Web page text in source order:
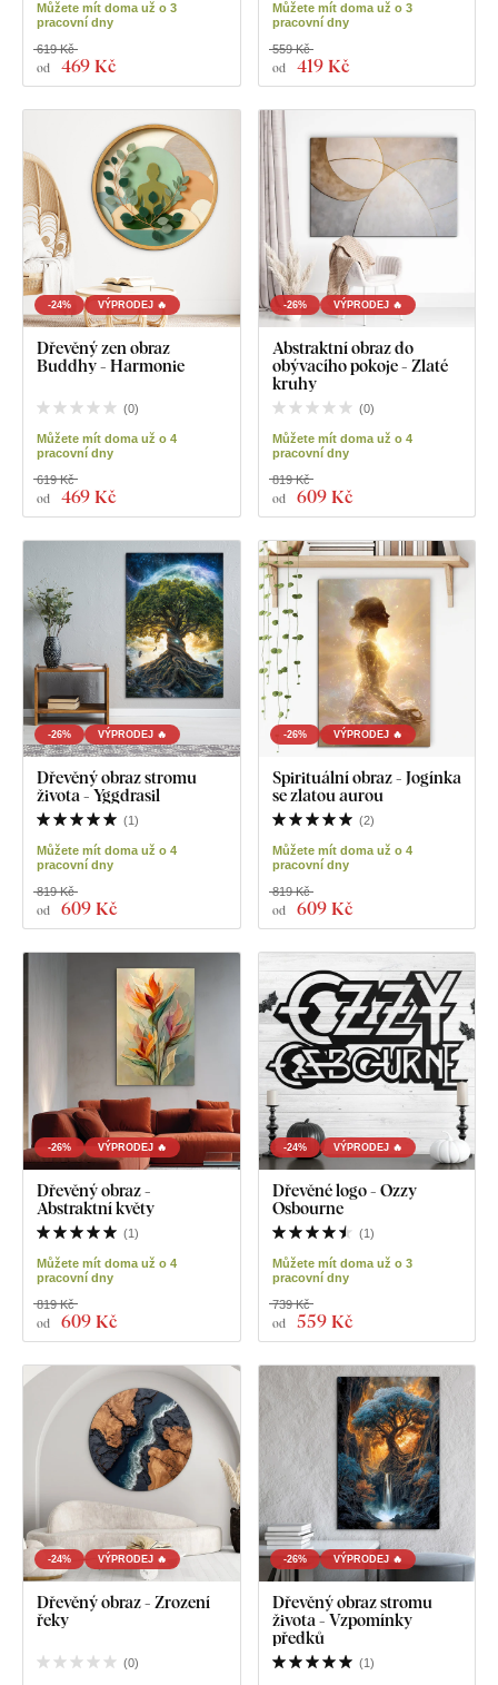
Můžete mít doma už o 3
pracovní dny
od 469 Kč
619 Kč
Můžete mít doma už o 3
pracovní dny
od 419 Kč
559 Kč
-24% VÝPRODEJ 🔥
Dřevěný zen obraz
Buddhy - Harmonie
(0)
Můžete mít doma už o 4
pracovní dny
od 469 Kč
619 Kč
-26% VÝPRODEJ 🔥
Abstraktní obraz do
obývacího pokoje - Zlaté
kruhy
(0)
Můžete mít doma už o 4
pracovní dny
od 609 Kč
819 Kč
-26% VÝPRODEJ 🔥
Dřevěný obraz stromu
života - Yggdrasil
(1)
Můžete mít doma už o 4
pracovní dny
od 609 Kč
819 Kč
-26% VÝPRODEJ 🔥
Spirituální obraz - Jogínka
se zlatou aurou
(2)
Můžete mít doma už o 4
pracovní dny
od 609 Kč
819 Kč
-26% VÝPRODEJ 🔥
Dřevěný obraz -
Abstraktní květy
(1)
Můžete mít doma už o 4
pracovní dny
od 609 Kč
819 Kč
-24% VÝPRODEJ 🔥
Dřevěné logo - Ozzy
Osbourne
(1)
Můžete mít doma už o 3
pracovní dny
od 559 Kč
739 Kč
-24% VÝPRODEJ 🔥
Dřevěný obraz - Zrození
řeky
(0)
-26% VÝPRODEJ 🔥
Dřevěný obraz stromu
života - Vzpomínky
předků
(1)